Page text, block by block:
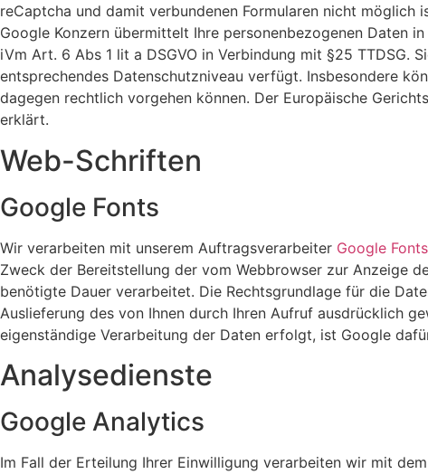
reCaptcha und damit verbundenen Formularen nicht
Google Konzern übermittelt Ihre personenbezogenen Daten
iVm Art. 6 Abs 1 lit a DSGVO in Verbindung mit §25 TTDSG.
entsprechendes Datenschutzniveau verfügt. Insbesondere
dagegen rechtlich vorgehen können. Der Europäische
erklärt.
Web-Schriften
Google Fonts
Wir verarbeiten mit unserem Auftragsverarbeiter Google Fonts
Zweck der Bereitstellung der vom Webbrowser zur Anzeige
benötigte Dauer verarbeitet. Die Rechtsgrundlage für die
Auslieferung des von Ihnen durch Ihren Aufruf ausdrücklich
eigenständige Verarbeitung der Daten erfolgt, ist Google
Analysedienste
Google Analytics
Im Fall der Erteilung Ihrer Einwilligung verarbeiten wir mit